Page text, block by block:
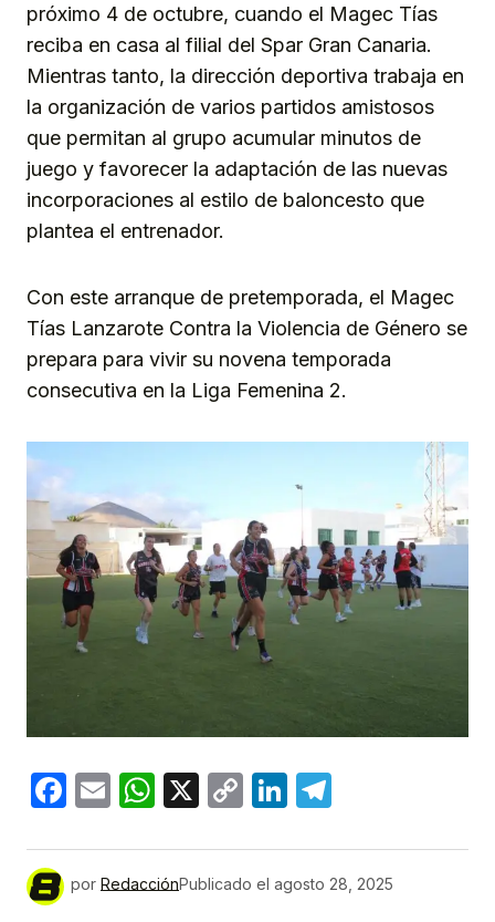
próximo 4 de octubre, cuando el Magec Tías
reciba en casa al filial del Spar Gran Canaria.
Mientras tanto, la dirección deportiva trabaja en
la organización de varios partidos amistosos
que permitan al grupo acumular minutos de
juego y favorecer la adaptación de las nuevas
incorporaciones al estilo de baloncesto que
plantea el entrenador.
Con este arranque de pretemporada, el Magec
Tías Lanzarote Contra la Violencia de Género se
prepara para vivir su novena temporada
consecutiva en la Liga Femenina 2.
Facebook
EmailWhatsApp
X
CopyLinkedIn
por RedacciónPublicado el agosto 28, 2025